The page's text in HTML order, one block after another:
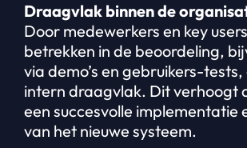
Draagvlak binnen de
Door medewerkers en key
betrekken in de beoordeling,
via demo’s en gebruikers-
intern draagvlak. Dit verhoogt
een succesvolle implementatie
van het nieuwe systeem.